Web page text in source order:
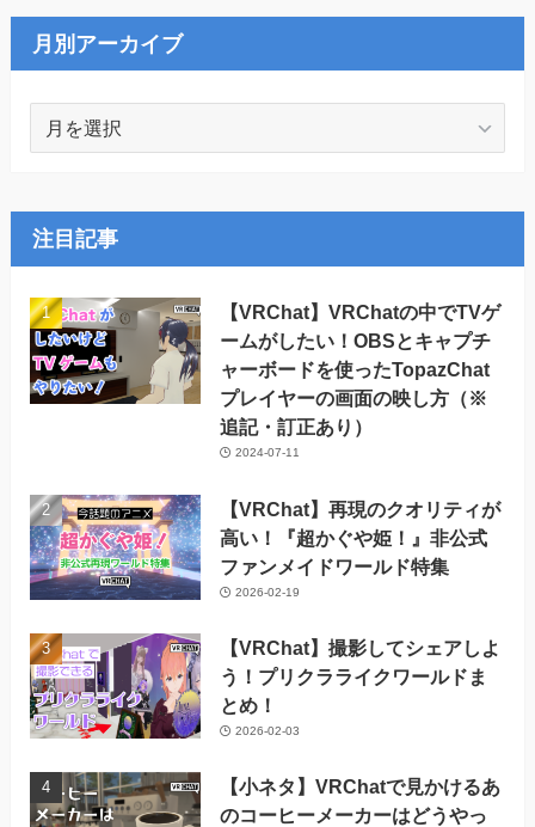
ー
月別アーカイブ
カ
イ
ブ
注目記事
【VRChat】VRChatの中でTVゲ
ームがしたい！OBSとキャプチ
ャーボードを使ったTopazChat
プレイヤーの画面の映し方（※
追記・訂正あり）
2024-07-11
【VRChat】再現のクオリティが
高い！『超かぐや姫！』非公式
ファンメイドワールド特集
2026-02-19
【VRChat】撮影してシェアしよ
う！プリクラライクワールドま
とめ！
2026-02-03
【小ネタ】VRChatで見かけるあ
のコーヒーメーカーはどうやっ